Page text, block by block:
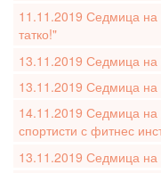
11.11.2019 Седмица
татко!"
13.11.2019 Седмица на
13.11.2019 Седмица
14.11.2019 Седмица на
спортисти с фитнес
13.11.2019 Седмица